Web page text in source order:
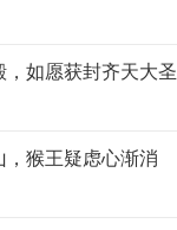
如愿获封齐天大圣
猴王疑虑心渐消